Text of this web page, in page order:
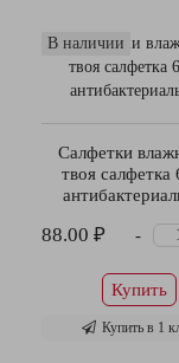
В наличии
Салфетки
твоя
88.00 ₽ -
Купить
Купить в 1